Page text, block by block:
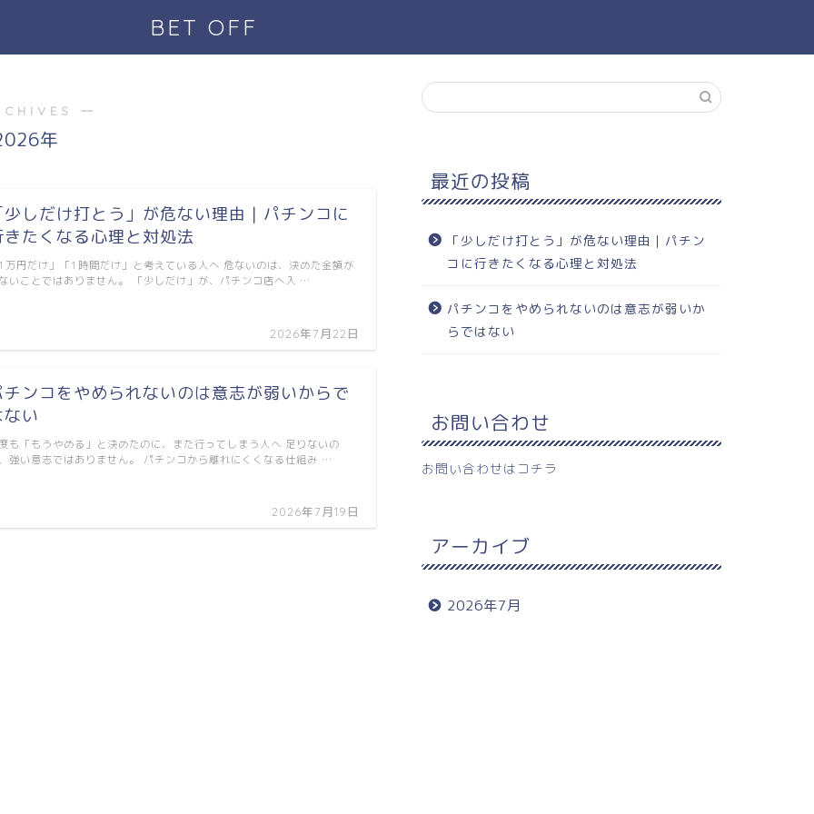
BET OFF
―
年
少しだけ打とう」が危ない理由｜パチンコに
きたくなる心理と対処法
2026年7月22日
万円だけ」「1時間だけ」と考えている人へ 危ないのは、決めた金額が
いことではありません。 「少しだけ」が、パチンコ店へ入 …
チンコをやめられないのは意志が弱いからで
い
2026年7月19日
も「もうやめる」と決めたのに、また行ってしまう人へ 足りないの
強い意志ではありません。 パチンコから離れにくくなる仕組み …
最近の投稿
「少しだけ打とう」が危ない理由｜パチン
コに行きたくなる心理と対処法
パチンコをやめられないのは意志が弱いか
らではない
お問い合わせ
お問い合わせは コチラ
アーカイブ
2026年7月